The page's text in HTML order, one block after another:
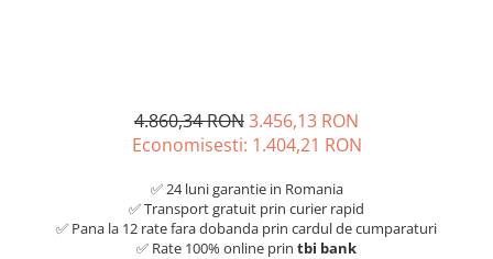
4.860,34 RON3.456,13 RON
Economisesti: 1.404,21 RON
✅ 24 luni garantie in Romania
✅ Transport gratuit prin curier rapid
✅ Pana la 12 rate fara dobanda prin cardul de cumparaturi
✅ Rate 100% online prin tbi bank